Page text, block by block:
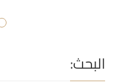
البحث: